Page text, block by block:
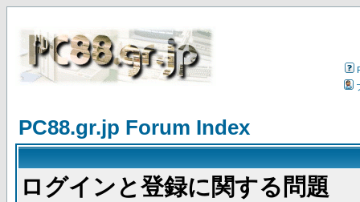
PC88.gr.jp Forum Index
ログインと登録に関する問題